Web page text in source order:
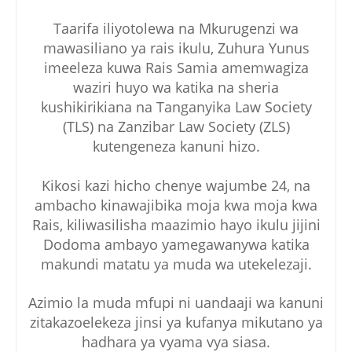
Taarifa iliyotolewa na Mkurugenzi wa
mawasiliano ya rais ikulu, Zuhura Yunus
imeeleza kuwa Rais Samia amemwagiza
waziri huyo wa katika na sheria
kushikirikiana na Tanganyika Law Society
(TLS) na Zanzibar Law Society (ZLS)
kutengeneza kanuni hizo.
Kikosi kazi hicho chenye wajumbe 24, na
ambacho kinawajibika moja kwa moja kwa
Rais, kiliwasilisha maazimio hayo ikulu jijini
Dodoma ambayo yamegawanywa katika
makundi matatu ya muda wa utekelezaji.
Azimio la muda mfupi ni uandaaji wa kanuni
zitakazoelekeza jinsi ya kufanya mikutano ya
hadhara ya vyama vya siasa.